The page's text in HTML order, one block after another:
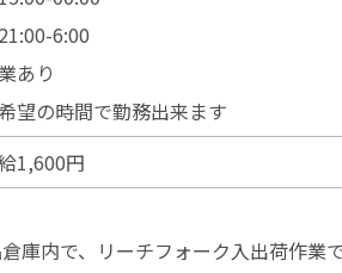
6:00
あり
望の時間で勤務出来ます
1,600円
庫内で、リーチフォーク入出荷作業